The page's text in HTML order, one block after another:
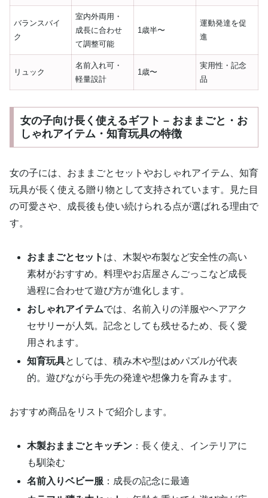
バランスバイ
ク
室内外両用・
成長に合わせ
て調整可能
1歳半〜
運動発達を促
進
リュック
名前入れ可・
軽量設計
1歳〜
実用性・記念
品
女の子向け長く使えるギフト – おままごと・お
しゃれアイテム・知育玩具の特徴
女の子には、おままごとセットやおしゃれアイテム、知育
玩具が長く使える贈り物として支持されています。見た目
の可愛さや、成長後も使い続けられる点が選ばれる理由で
す。
おままごとセット は、木製や布製など安全性の高い
素材がおすすめ。料理やお店屋さんごっこなど成長
過程に合わせて遊び方が進化します。
おしゃれアイテムでは、名前入りの洋服やヘアアク
セサリーが人気。記念としても残せるため、長く愛
用されます。
知育玩具としては、積み木や型はめパズルが代表
的。遊びながら手先の発達や想像力を育みます。
おすすめ商品をリストで紹介します。
木製おままごとキッチン ：長く使え、インテリアに
も馴染む
名前入りベビー服 ：成長の記念に最適